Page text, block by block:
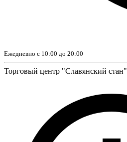
Ежедневно с 10:00 до 20:00
Торговый центр "Славянский стан"